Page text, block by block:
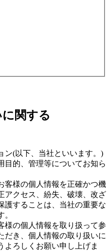
関する
ン(以下、当社といいます。)
目的、管理等についてお知ら
客様の個人情報を正確かつ機
アクセス、紛失、破壊、改ざ
護することは、当社の重要な
様の個人情報を取り扱って参
だき、個人情報の取り扱いに
よろしくお願い申し上げま